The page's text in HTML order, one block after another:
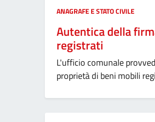
Categoria:
ANAGRAFE E STATO CIVILE
Autentica della
registrati
L'ufficio comunale
proprietà di beni mobili